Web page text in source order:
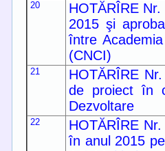
20
HOTĂRÎRE
2015 şi
între
(CNCI)
21
HOTĂRÎRE
de proiect în
Dezvoltare
22
HOTĂRÎRE
în anul 2015